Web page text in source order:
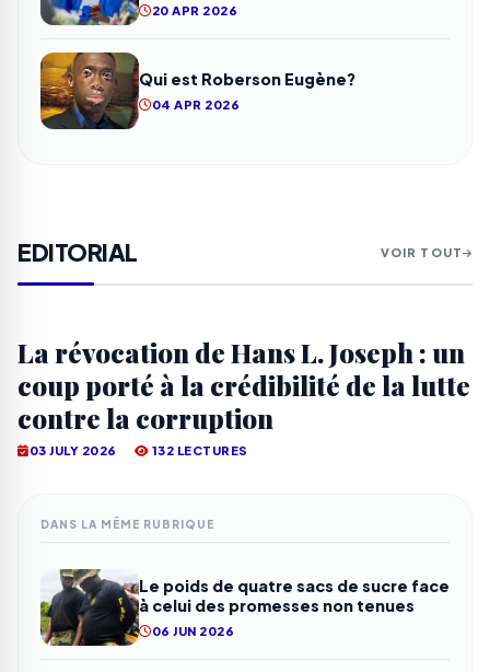
20 APR 2026
Qui est Roberson Eugène?
04 APR 2026
EDITORIAL VOIR TOUT
La révocation de Hans L. Joseph : un
coup porté à la crédibilité de la lutte
contre la corruption
03 JULY 2026 132 LECTURES
DANS LA MÊME RUBRIQUE
Le poids de quatre sacs de sucre face
à celui des promesses non tenues
06 JUN 2026